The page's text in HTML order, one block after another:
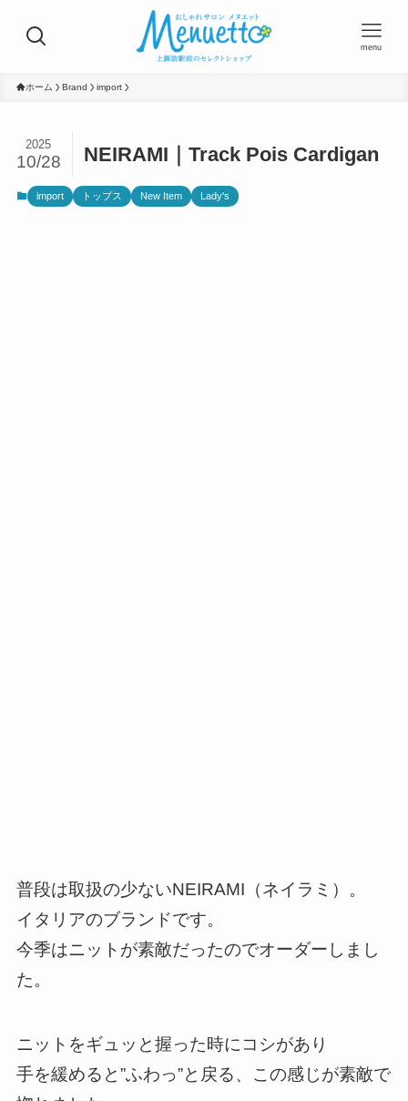
menu
ホーム Brand import
NEIRAMI｜Track Pois Cardigan
2025
10/28
import トップス New Item Lady's
普段は取扱の少ないNEIRAMI（ネイラミ）。
イタリアのブランドです。
今季はニットが素敵だったのでオーダーしまし
た。
ニットをギュッと握った時にコシがあり
手を緩めると”ふわっ”と戻る、この感じが素敵で